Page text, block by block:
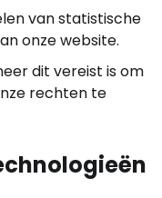
van statistische
onze website.
dit vereist is om
rechten te